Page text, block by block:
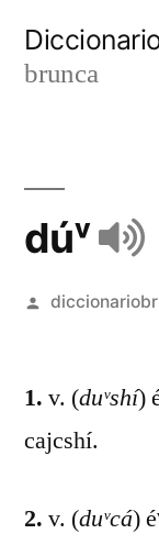
brunca
dúᵛ
1. v. (duᵛshí)
cajcshí.
2. v. (duᵛcá)